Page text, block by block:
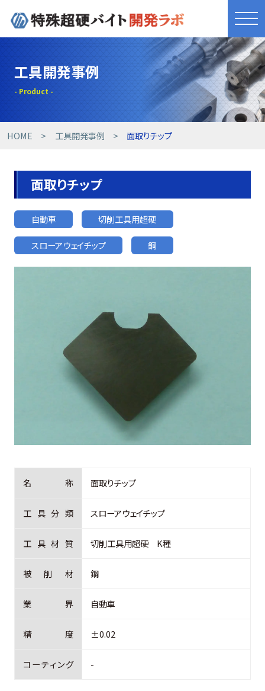
きれものづくり
商品・サービス
工具開発事例
技術コラム
設備紹介
お客様の声
0274-62-1744
（平日：9:00 ~ 17:00)
オンライン工場見学
工具開発事例
HOME 工具開発事例 面取りチップ
面取りチップ
自動車 切削工具用超硬
スローアウェイチップ 鋼
名 称 面取りチップ
工 具 分 類 スローアウェイチップ
工 具 材 質 切削工具用超硬 K種
被 削 材 鋼
業 界 自動車
精 度 ±0.02
コーティング -